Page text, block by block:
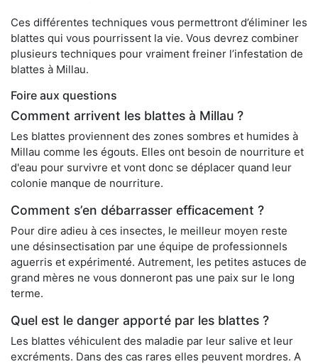
Ces différentes techniques vous permettront d’éliminer les
blattes qui vous pourrissent la vie. Vous devrez combiner
plusieurs techniques pour vraiment freiner l’infestation de
blattes à Millau.
Foire aux questions
Comment arrivent les blattes à Millau ?
Les blattes proviennent des zones sombres et humides à
Millau comme les égouts. Elles ont besoin de nourriture et
d'eau pour survivre et vont donc se déplacer quand leur
colonie manque de nourriture.
Comment s’en débarrasser efficacement ?
Pour dire adieu à ces insectes, le meilleur moyen reste
une désinsectisation par une équipe de professionnels
aguerris et expérimenté. Autrement, les petites astuces de
grand mères ne vous donneront pas une paix sur le long
terme.
Quel est le danger apporté par les blattes ?
Les blattes véhiculent des maladie par leur salive et leur
excréments. Dans des cas rares elles peuvent mordres. A